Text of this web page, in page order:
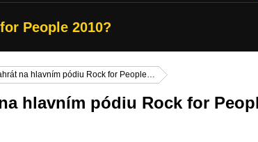
People 2010?
na hlavním pódiu Rock for People…
hlavním pódiu Rock for